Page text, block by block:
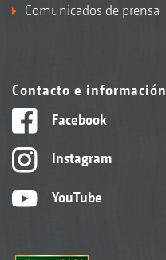
Comunicados de prensa
Contacto e información
Facebook
Instagram
YouTube